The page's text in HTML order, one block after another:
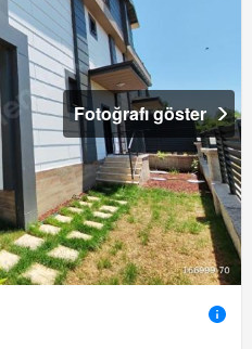
Fotoğrafı göster